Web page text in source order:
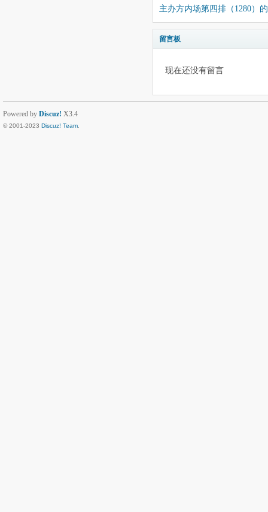
主办方内场第四排（1280）
留言板
现在还没有留言
Powered by Discuz! X3.4
© 2001-2023 Discuz! Team